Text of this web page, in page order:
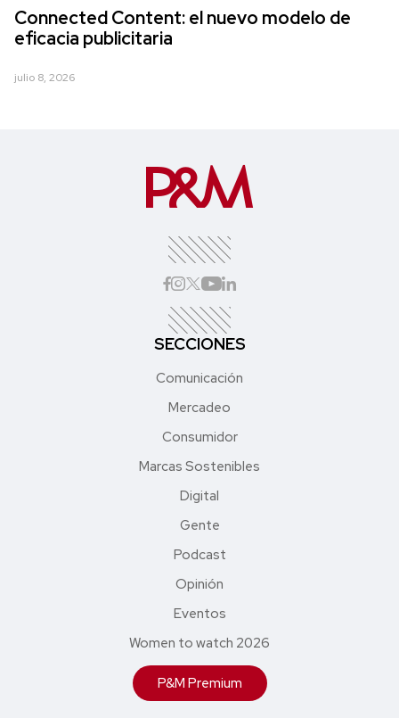
Connected Content: el nuevo modelo de
eficacia publicitaria
julio 8, 2026
SECCIONES
Comunicación
Mercadeo
Consumidor
Marcas Sostenibles
Digital
Gente
Podcast
Opinión
Eventos
Women to watch 2026
P&M Premium